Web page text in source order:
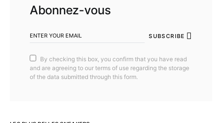
Abonnez-vous
SUBSCRIBE
By checking this box, you confirm that you have read
and are agreeing to our terms of use regarding the storage
of the data submitted through this form.